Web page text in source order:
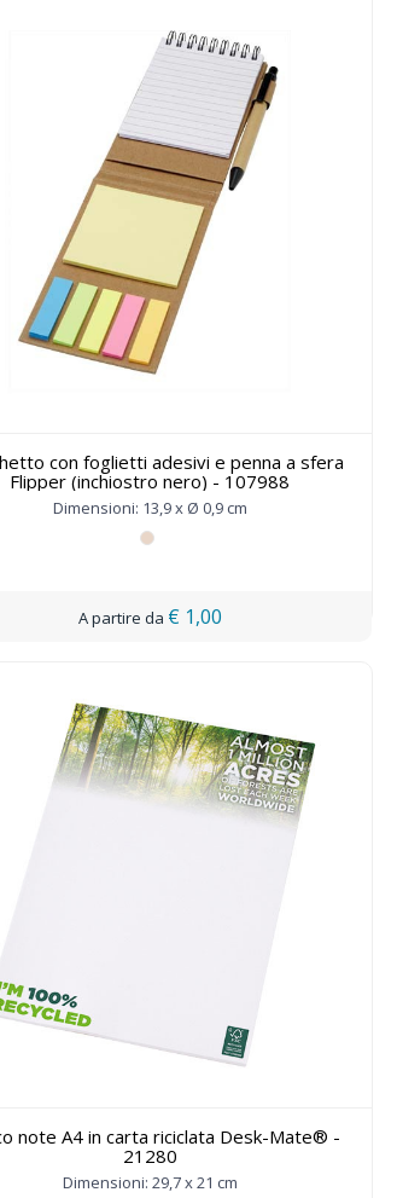
con foglietti adesivi e penna a sfera
Flipper (inchiostro nero) - 107988
Dimensioni: 13,9 x Ø 0,9 cm
€ 1,00
note A4 in carta riciclata Desk-Mate® -
21280
Dimensioni: 29,7 x 21 cm